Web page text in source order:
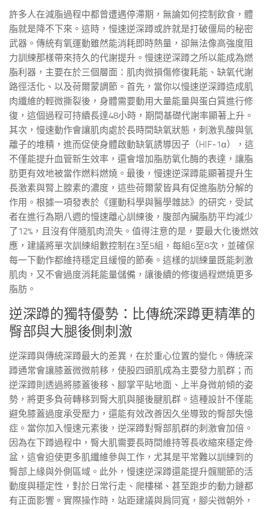
許多人在減脂過程中都曾遭遇停滯期，無論如何控制飲食，體
脂就是降不下來。這時，慢速逆深蹲或許就是打破僵局的秘密
武器。傳統有氧運動雖然能消耗即時熱量，卻無法像高強度阻
力訓練那樣帶來持久的代謝提升。慢速逆深蹲之所以能成為燃
脂利器，主要在於三個層面：肌肉微損傷修復耗能、缺氧代謝
路徑活化、以及荷爾蒙調節。首先，當你以慢速逆深蹲造成肌
肉纖維的輕微撕裂後，身體需要動用大量能量與蛋白質進行修
復，這個過程可持續長達48小時，期間基礎代謝率顯著上升。
其次，慢速動作會讓肌肉處於長時間缺氧狀態，刺激乳酸與氫
離子的堆積，進而促使身體啟動缺氧誘導因子（HIF-1α），這
不僅能提升血管新生效率，還會增加脂肪氧化酶的表達，讓脂
肪更有效地被當作燃料燃燒。最後，慢速逆深蹲能顯著提升生
長激素與腎上腺素的濃度，這些荷爾蒙皆具有促進脂肪分解的
作用。根據一項發表於《運動科學與醫學雜誌》的研究，受試
者在進行為期八週的慢速離心訓練後，腹部內臟脂肪平均減少
了12%，且沒有伴隨肌肉流失。值得注意的是，要最大化後燃效
應，建議將單次訓練組數控制在3至5組，每組6至8次，並確保
每一下動作都維持穩定且緩慢的節奏。這樣的訓練量既能刺激
肌肉，又不會過度消耗能量儲備，讓後續的修復過程燃燒更多
脂肪。
逆深蹲的獨特優勢：比傳統深蹲更精準的
臀部與大腿後側刺激
逆深蹲與傳統深蹲最大的差異，在於重心位置的變化。傳統深
蹲通常會讓膝蓋微微前移，使股四頭肌成為主要發力肌群；而
逆深蹲則透過將膝蓋後移、腳掌平貼地面、上半身微前傾的姿
勢，將更多負荷轉移到臀大肌與腿後腱肌群。這種設計不僅能
避免膝蓋過度承受壓力，還能有效改善因久坐導致的臀部失憶
症。當你加入慢速元素後，逆深蹲對臀部肌群的刺激會加倍。
因為在下蹲過程中，臀大肌需要長時間維持等長收縮來穩定骨
盆，這會迫使更多肌纖維參與工作，尤其是平常難以訓練到的
臀部上緣與外側區域。此外，慢速逆深蹲還能提升髖關節的活
動度與穩定性，對於日常行走、爬樓梯、甚至跑步的動力鏈都
有正面影響。實際操作時，站距建議與肩同寬，腳尖微朝外，